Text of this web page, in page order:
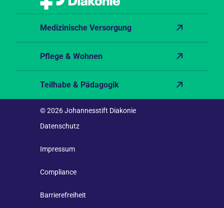
Medizinische Versorgung
Pflege & Wohnen
Teilhabe & Pädagogik
© 2026 Johannesstift Diakonie
Datenschutz
Impressum
Compliance
Barrierefreiheit